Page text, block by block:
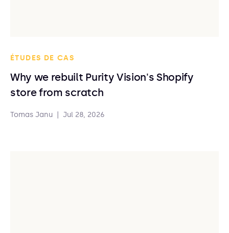
ÉTUDES DE CAS
Why we rebuilt Purity Vision's Shopify
store from scratch
Tomas Janu Jul 28, 2026